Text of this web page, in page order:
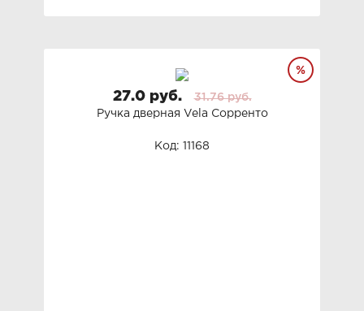
27.0 руб.
31.76 руб.
Ручка дверная Vela Сорренто
Код: 11168